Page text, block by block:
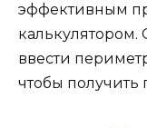
эффективным
ввести
чтобы получить